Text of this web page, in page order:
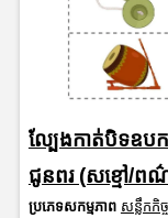
ល្បែងកាត់បិទឧបក
ជូនពរ (សខ្មៅ/ព
ប្រភេទសកម្មភាព សន្លឹកកិច្